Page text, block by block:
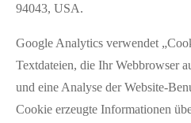
94043, USA.
Google Analytics verwendet
Textdateien, die Ihr Webbrowser
und eine Analyse der Website-
Cookie erzeugte Informationen